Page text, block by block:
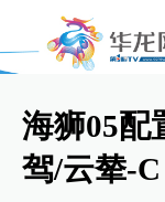
海狮05配
驾/云辇-